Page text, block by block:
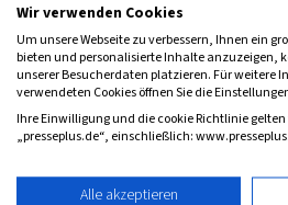
ab 8,55 €
(11 x pro Jahr)
5,00
ab
Wir verwenden Cookies
Um unsere Webseite zu verbessern, Ihnen ein
bieten und personalisierte Inhalte anzuzeigen,
unserer Besucherdaten platzieren. Für weitere
verwendeten Cookies öffnen Sie die
Ihre Einwilligung und die cookie Richtlinie gelten
„presseplus.de“, einschließlich:
Alle akzeptieren